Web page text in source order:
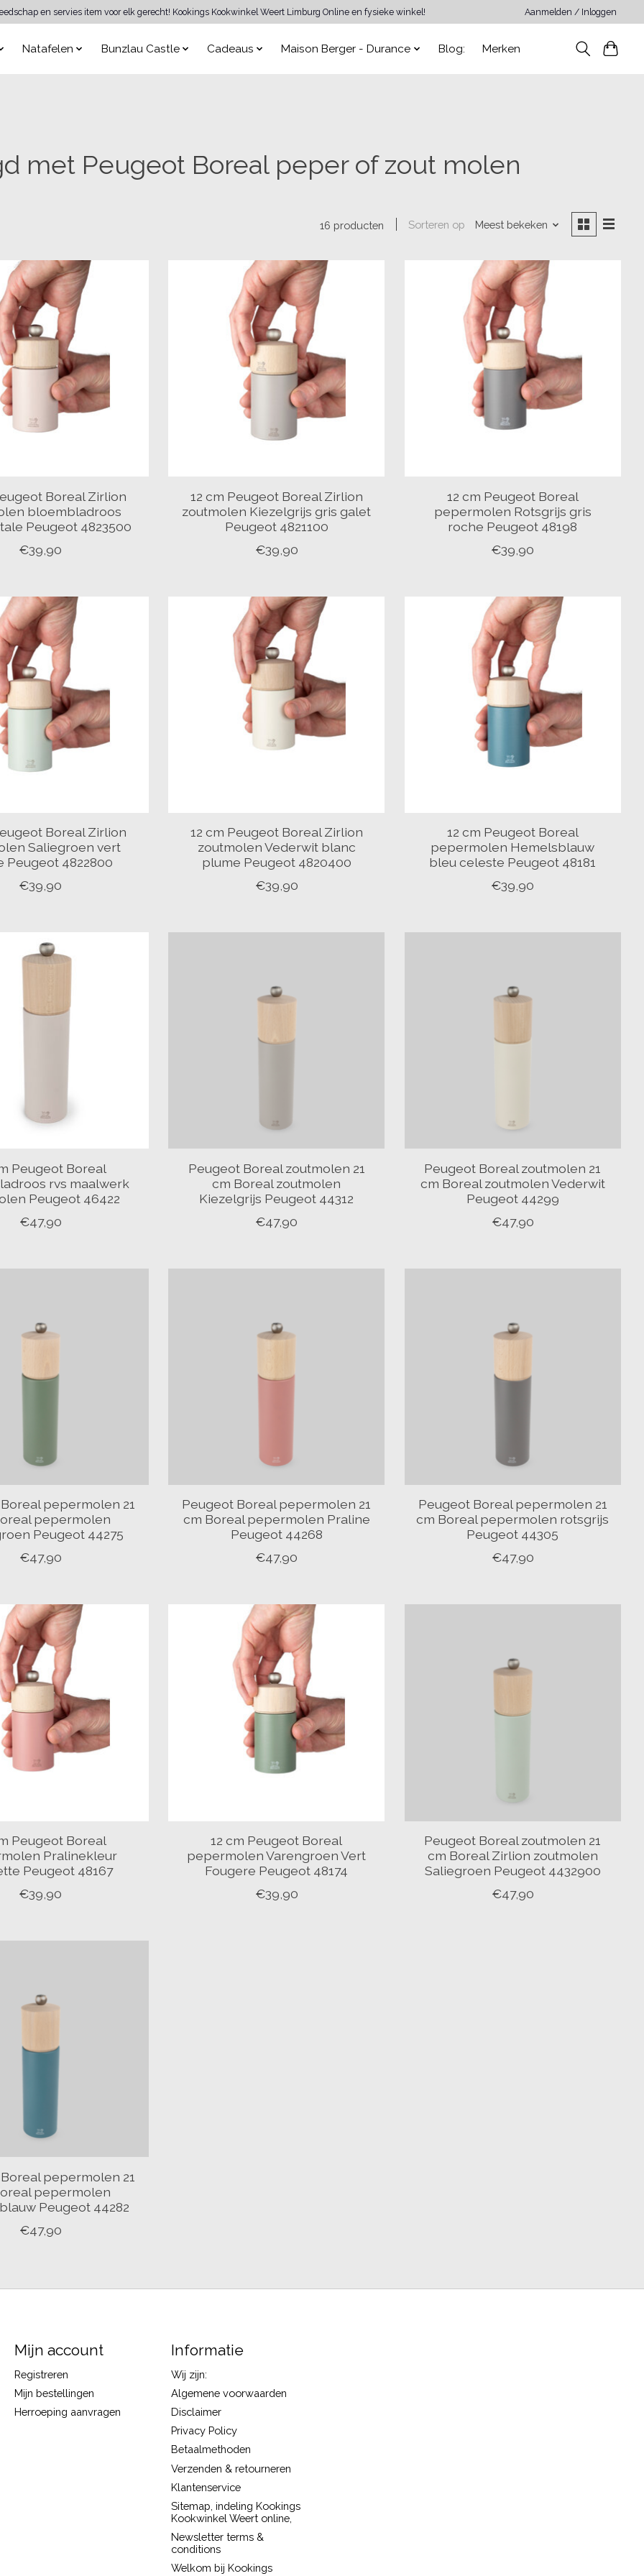
en servies item voor elk gerecht! Kookings Kookwinkel Weert Limburg Online en fysieke winkel! Aanmelden / Inloggen
Natafelen Bunzlau Castle Cadeaus Maison Berger - Durance Blog: Merken
met Peugeot Boreal peper of zout molen
16 producten Sorteren op Meest bekeken
Boreal Zirlion
bloembladroos
Peugeot 4823500
€39,90
12 cm Peugeot Boreal Zirlion
zoutmolen Kiezelgrijs gris galet
Peugeot 4821100
€39,90
12 cm Peugeot Boreal
pepermolen Rotsgrijs gris
roche Peugeot 48198
€39,90
Boreal Zirlion
Saliegroen vert
Peugeot 4822800
€39,90
12 cm Peugeot Boreal Zirlion
zoutmolen Vederwit blanc
plume Peugeot 4820400
€39,90
12 cm Peugeot Boreal
pepermolen Hemelsblauw
bleu celeste Peugeot 48181
€39,90
Peugeot Boreal
rvs maalwerk
Peugeot 46422
€47,90
Peugeot Boreal zoutmolen 21
cm Boreal zoutmolen
Kiezelgrijs Peugeot 44312
€47,90
Peugeot Boreal zoutmolen 21
cm Boreal zoutmolen Vederwit
Peugeot 44299
€47,90
pepermolen 21
pepermolen
Peugeot 44275
€47,90
Peugeot Boreal pepermolen 21
cm Boreal pepermolen Praline
Peugeot 44268
€47,90
Peugeot Boreal pepermolen 21
cm Boreal pepermolen rotsgrijs
Peugeot 44305
€47,90
Peugeot Boreal
Pralinekleur
Peugeot 48167
€39,90
12 cm Peugeot Boreal
pepermolen Varengroen Vert
Fougere Peugeot 48174
€39,90
Peugeot Boreal zoutmolen 21
cm Boreal Zirlion zoutmolen
Saliegroen Peugeot 4432900
€47,90
pepermolen 21
pepermolen
Peugeot 44282
€47,90
Mijn account
Registreren
Mijn bestellingen
Herroeping aanvragen
Informatie
Wij zijn:
Algemene voorwaarden
Disclaimer
Privacy Policy
Betaalmethoden
Verzenden & retourneren
Klantenservice
Sitemap, indeling Kookings
Kookwinkel Weert online,
Newsletter terms &
conditions
Welkom bij Kookings